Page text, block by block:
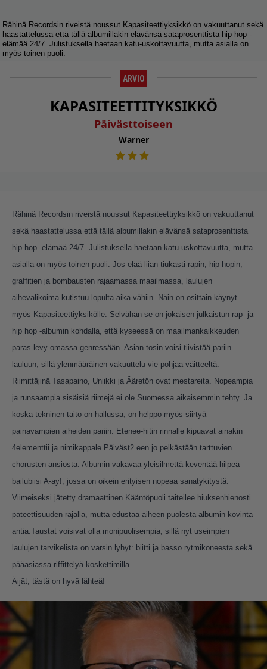
Rähinä Recordsin riveistä noussut Kapasiteettiyksikkö on vakuuttanut sekä
haastattelussa että tällä albumillakin elävänsä sataprosenttista hip hop -
elämää 24/7. Julistuksella haetaan katu-uskottavuutta, mutta asialla on
myös toinen puoli.
ARVIO
KAPASITEETTITYKSIKKÖ
Päivästtoiseen
Warner
Rähinä Recordsin riveistä noussut Kapasiteettiyksikkö on vakuuttanut
sekä haastattelussa että tällä albumillakin elävänsä sataprosenttista
hip hop -elämää 24/7. Julistuksella haetaan katu-uskottavuutta, mutta
asialla on myös toinen puoli. Jos elää liian tiukasti rapin, hip hopin,
graffitien ja bombausten rajaamassa maailmassa, laulujen
aihevalikoima kutistuu lopulta aika vähiin. Näin on osittain käynyt
myös Kapasiteettiyksikölle. Selvähän se on jokaisen julkaistun rap- ja
hip hop -albumin kohdalla, että kyseessä on maailmankaikkeuden
paras levy omassa genressään. Asian tosin voisi tiivistää pariin
lauluun, sillä ylenmääräinen vakuuttelu vie pohjaa väitteeltä.
Riimittäjinä Tasapaino, Uniikki ja Ääretön ovat mestareita. Nopeampia
ja runsaampia sisäisiä riimejä ei ole Suomessa aikaisemmin tehty. Ja
koska tekninen taito on hallussa, on helppo myös siirtyä
painavampien aiheiden pariin. Etenee-hitin rinnalle kipuavat ainakin
4elementtii ja nimikappale Päiväst2.een jo pelkästään tarttuvien
chorusten ansiosta. Albumin vakavaa yleisilmettä keventää hilpeä
bailubiisi A-ay!, jossa on oikein erityisen nopeaa sanatykitystä.
Viimeiseksi jätetty dramaattinen Kääntöpuoli taiteilee hiuksenhienosti
pateettisuuden rajalla, mutta edustaa aiheen puolesta albumin kovinta
antia.Taustat voisivat olla monipuolisempia, sillä nyt useimpien
laulujen tarvikelista on varsin lyhyt: biitti ja basso rytmikoneesta sekä
pääasiassa riffittelyä koskettimilla.
Äijät, tästä on hyvä lähteä!